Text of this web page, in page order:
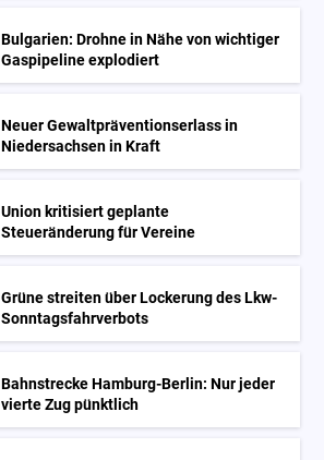
Bulgarien: Drohne in Nähe von wichtiger
Gaspipeline explodiert
Neuer Gewaltpräventionserlass in
Niedersachsen in Kraft
Union kritisiert geplante
Steueränderung für Vereine
Grüne streiten über Lockerung des Lkw-
Sonntagsfahrverbots
Bahnstrecke Hamburg-Berlin: Nur jeder
vierte Zug pünktlich